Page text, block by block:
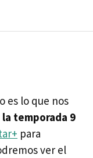
es lo que nos
temporada 9
para
ver el